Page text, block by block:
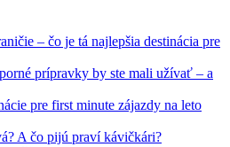
– čo je tá najlepšia destinácia pre
prípravky by ste mali užívať – a
pre first minute zájazdy na leto
A čo pijú praví kávičkári?